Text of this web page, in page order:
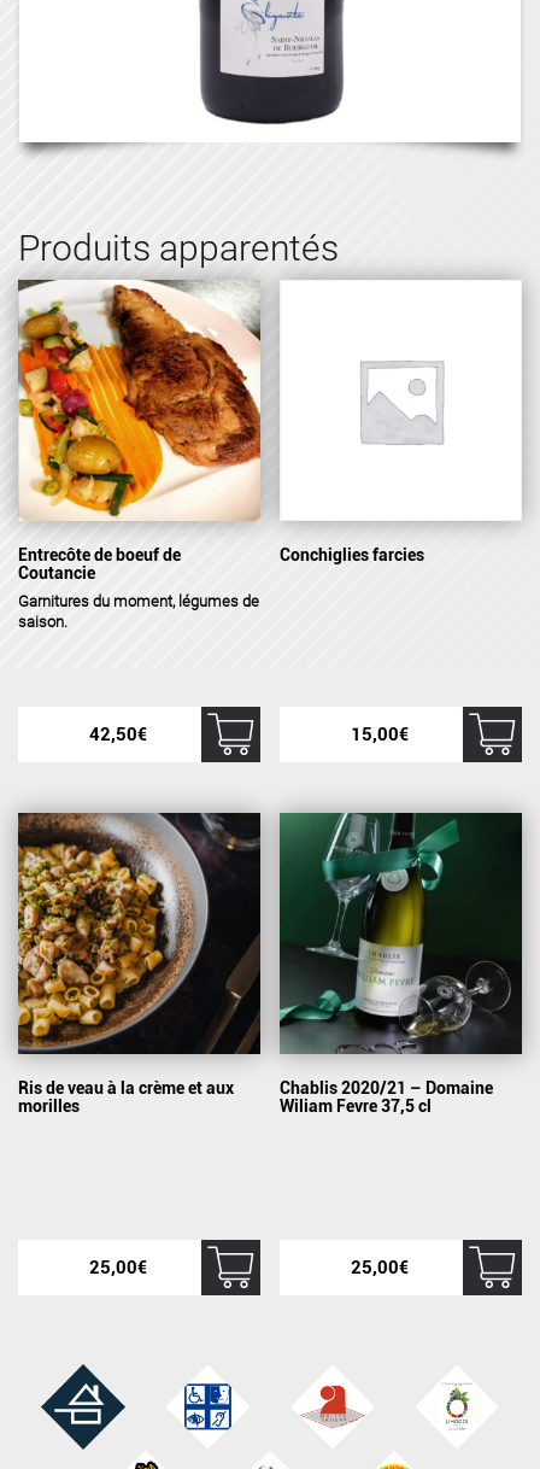
Produits apparentés
Entrecôte de boeuf de
Coutancie
Garnitures du moment, légumes de
saison.
42,50€
Conchiglies farcies
15,00€
Ris de veau à la crème et aux
morilles
25,00€
Chablis 2020/21 – Domaine
Wiliam Fevre 37,5 cl
25,00€